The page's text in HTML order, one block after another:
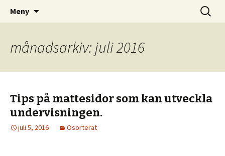
Matematik i Olofström
– din infosida för matematik i Olofström
Meny
Sök
efter:
månadsarkiv: juli 2016
Tips på mattesidor som kan utveckla
undervisningen.
juli 5, 2016 Osorterat